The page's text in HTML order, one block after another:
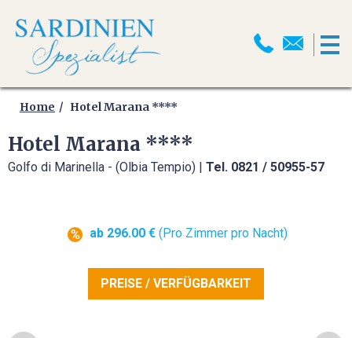
MOTORRADREISEN
MOTORRADPROGRAMM
MOTORRAD ABSCHLUSSFAHRT
2026
SELBSTFAHRER
MOTORRADTOUREN
Home Hotel Marana ****
Hotel Marana ****
Golfo di Marinella - (Olbia Tempio) | Tel. 0821 / 50955-57
ab 296.00 € (Pro Zimmer pro Nacht)
PREISE / VERFÜGBARKEIT